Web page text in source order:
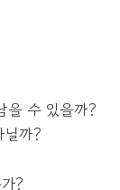
을 수 있을까?
까?
?